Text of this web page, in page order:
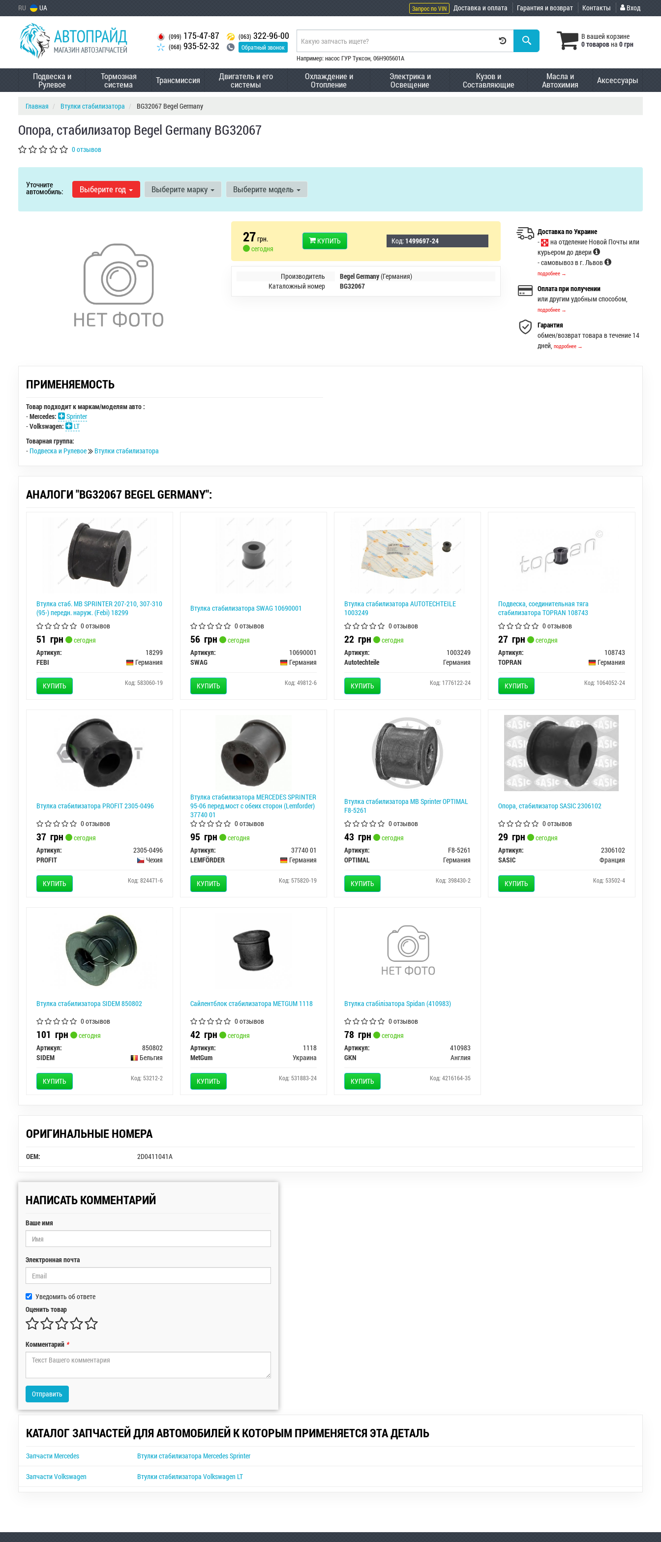
RU UA Запрос по VIN Доставка и оплата Гарантия и возврат Контакты Вход
(099) 175-47-87
(068) 935-52-32
(063) 322-96-00
Обратный звонок
В вашей корзине
0 товаровна 0 грн
Например: насос ГУР Туксон, 06H905601A
Подвеска и
Рулевое
Тормозная
система Трансмиссия Двигатель и его
системы
Охлаждение и
Отопление
Электрика и
Освещение
Кузов и
Составляющие
Масла и
Автохимия Аксессуары
Главная Втулки стабилизатора BG32067 Begel Germany
Опора, стабилизатор Begel Germany BG32067
0 отзывов
Уточните
автомобиль: Выберите год Выберите марку Выберите модель
27грн.
сегодня
КУПИТЬ Код: 1499697-24
Производитель Begel Germany(Германия)
Каталожный номер
BG32067
Доставка по Украине
-
на отделение Новой Почты или
курьером до двери
- самовывоз в г. Львов
подробнее →
Оплата при получении
или другим удобным способом,
подробнее →
Гарантия
обмен/возврат товара в течение 14
дней,подробнее →
ПРИМЕНЯЕМОСТЬ
Товар подходит к маркам/моделям авто :
-Mercedes:
Sprinter
-Volkswagen:
LT
Товарная группа:
- Подвеска и Рулевое Втулки стабилизатора
АНАЛОГИ "BG32067 BEGEL GERMANY":
Втулка стаб. MB SPRINTER 207-210, 307-310
(95-) передн. наруж. (Febi) 18299
0 отзывов
51 грн
сегодня
Артикул:
18299
FEBI
Германия
КУПИТЬ Код: 583060-19
Втулка стабилизатора SWAG 10690001
0 отзывов
56 грн
сегодня
Артикул:
10690001
SWAG
Германия
КУПИТЬ Код: 49812-6
Втулка стабилизатора AUTOTECHTEILE
1003249
0 отзывов
22 грн
сегодня
Артикул:
1003249
Autotechteile
Германия
КУПИТЬ Код: 1776122-24
Подвеска, соединительная тяга
стабилизатора TOPRAN 108743
0 отзывов
27грн
сегодня
Артикул:
108743
TOPRAN
Германия
КУПИТЬ Код: 1064052-24
Втулка стабилизатора PROFIT 2305-0496
0 отзывов
37 грн
сегодня
Артикул:
2305-0496
PROFIT
Чехия
КУПИТЬ Код: 824471-6
Втулка стабилизатора MERCEDES SPRINTER
95-06 перед.мост с обеих сторон (Lemforder)
37740 01
0 отзывов
95 грн
сегодня
Артикул:
37740 01
LEMFÖRDER
Германия
КУПИТЬ Код: 575820-19
Втулка стабилизатора MB Sprinter OPTIMAL
F8-5261
0 отзывов
43 грн
сегодня
Артикул:
F8-5261
OPTIMAL
Германия
КУПИТЬ Код: 398430-2
Опора, стабилизатор SASIC 2306102
0 отзывов
29грн
сегодня
Артикул:
2306102
SASIC
Франция
КУПИТЬ Код: 53502-4
Втулка стабилизатора SIDEM 850802
0 отзывов
101 грн
сегодня
Артикул:
850802
SIDEM
Бельгия
КУПИТЬ Код: 53212-2
Сайлентблок стабилизатора METGUM 1118
0 отзывов
42 грн
сегодня
Артикул:
1118
MetGum
Украина
КУПИТЬ Код: 531883-24
Втулка стабілізатора Spidan (410983)
0 отзывов
78 грн
сегодня
Артикул:
410983
GKN
Англия
КУПИТЬ Код: 4216164-35
ОРИГИНАЛЬНЫЕ НОМЕРА
OEM: 2D0411041A
НАПИСАТЬ КОММЕНТАРИЙ
Ваше имя
Электронная почта
Уведомить об ответе
Оценить товар
Комментарий *
Отправить
КАТАЛОГ ЗАПЧАСТЕЙ ДЛЯ АВТОМОБИЛЕЙ К КОТОРЫМ ПРИМЕНЯЕТСЯ ЭТА ДЕТАЛЬ
Запчасти Mercedes Втулки стабилизатора Mercedes Sprinter
Запчасти Volkswagen Втулки стабилизатора Volkswagen LT